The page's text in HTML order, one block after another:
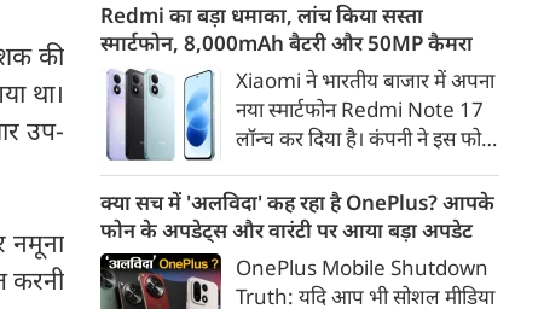
की
था।
उप-
नमूना
करनी
का ध्यान बरबस अपनी ओर खींच रही
हैं। लेकिन ऐसे में जब शिव चौक से
एक गुजरी कांवड़ ने लोगों के दिलों को
गहराई तक छू लिया। यह केवल
कांवड़ नहीं थी, बल्कि देश की
समर्पित एक चलती-फिरती श्रद्धांजलि
थी।
Redmi का बड़ा धमाका, लांच किया सस्ता
स्मार्टफोन, 8,000mAh बैटरी और 50MP कैमरा
Xiaomi ने भारतीय बाजार में अपना
नया स्मार्टफोन Redmi Note 17
लॉन्च कर दिया है। कंपनी ने इस फोन
डिस्प्ले, 8,000mAh की बड़ी बैटरी
और Qualcomm Snapdragon
चिपसेट के साथ पेश किया है। फोन में
50MP का मेन कैमरा दिया गया है।
क्या सच में 'अलविदा' कह रहा है OnePlus? आपके
फोन के अपडेट्स और वारंटी पर आया बड़ा अपडेट
OnePlus Mobile Shutdown
Truth: यदि आप भी सोशल मीडिया